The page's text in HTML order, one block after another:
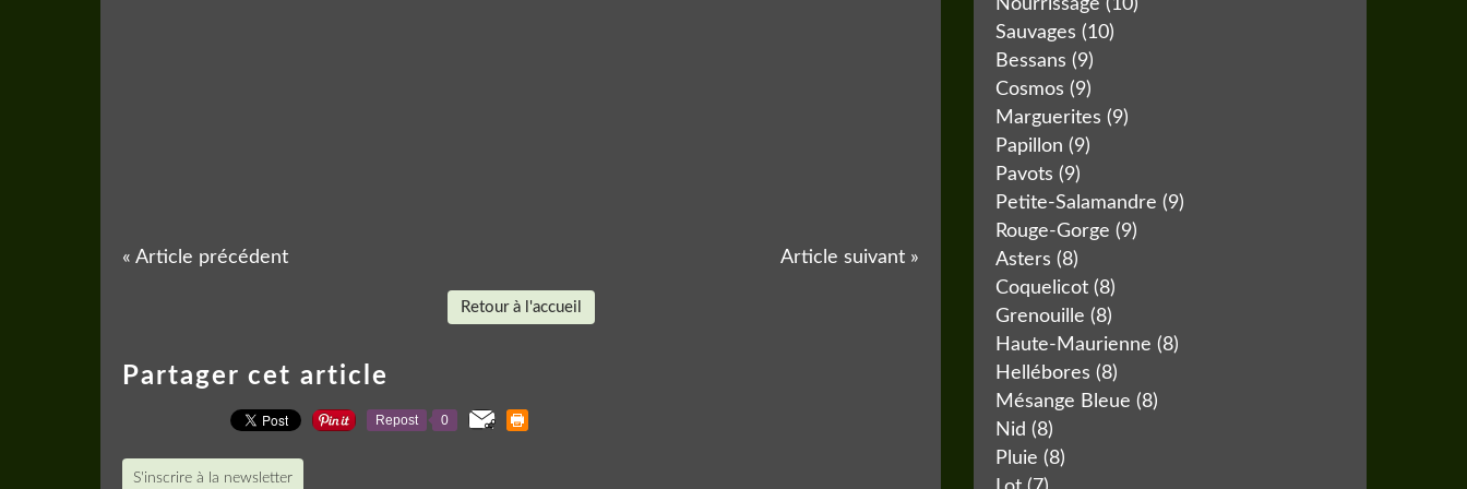
« Article précédent Article suivant »
Retour à l'accueil
Partager cet article
Repost 0
S'inscrire à la newsletter
Nourrissage (10)
Sauvages (10)
Bessans (9)
Cosmos (9)
Marguerites (9)
Papillon (9)
Pavots (9)
Petite-Salamandre (9)
Rouge-Gorge (9)
Asters (8)
Coquelicot (8)
Grenouille (8)
Haute-Maurienne (8)
Hellébores (8)
Mésange Bleue (8)
Nid (8)
Pluie (8)